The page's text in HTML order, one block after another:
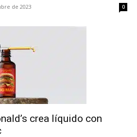
de 2023 0
crea líquido con